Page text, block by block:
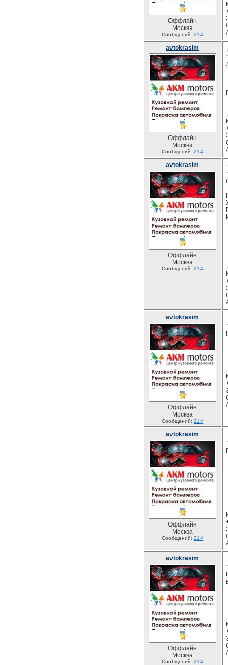
Оффлайн
Москва
Сообщений: 214
avtokrasim
Оффлайн
Москва
Сообщений: 214
avtokrasim
Оффлайн
Москва
Сообщений: 214
avtokrasim
Оффлайн
Москва
Сообщений: 214
avtokrasim
Оффлайн
Москва
Сообщений: 214
avtokrasim
Оффлайн
Москва
Сообщений: 214